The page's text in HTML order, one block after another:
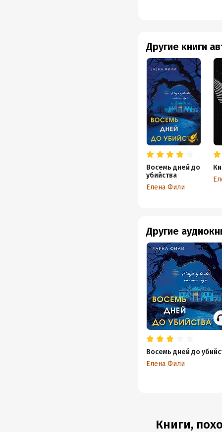
Другие книги
Восемь дней до
убийства
Елена Фили
Другие
Восемь дней до
Елена Фили
Книги,